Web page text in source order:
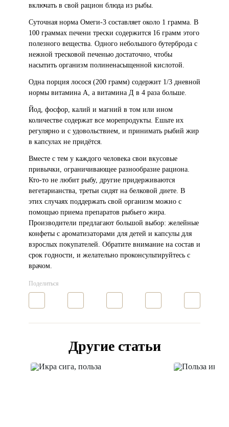
включать в свой рацион блюда из рыбы.
Суточная норма Омеги-3 составляет около 1 грамма. В
100 граммах печени трески содержится 16 грамм этого
полезного вещества. Одного небольшого бутерброда с
нежной тресковой печенью достаточно, чтобы
насытить организм полиненасыщенной кислотой.
Одна порция лосося (200 грамм) содержит 1/3 дневной
нормы витамина А, а витамина Д в 4 раза больше.
Йод, фосфор, калий и магний в том или ином
количестве содержат все морепродукты. Ешьте их
регулярно и с удовольствием, и принимать рыбий жир
в капсулах не придётся.
Вместе с тем у каждого человека свои вкусовые
привычки, ограничивающее разнообразие рациона.
Кто-то не любит рыбу, другие придерживаются
вегетарианства, третьи сидят на белковой диете. В
этих случаях поддержать свой организм можно с
помощью приема препаратов рыбьего жира.
Производители предлагают большой выбор: желейные
конфеты с ароматизаторами для детей и капсулы для
взрослых покупателей. Обратите внимание на состав и
срок годности, и желательно проконсультируйтесь с
врачом.
Поделиться
Другие статьи